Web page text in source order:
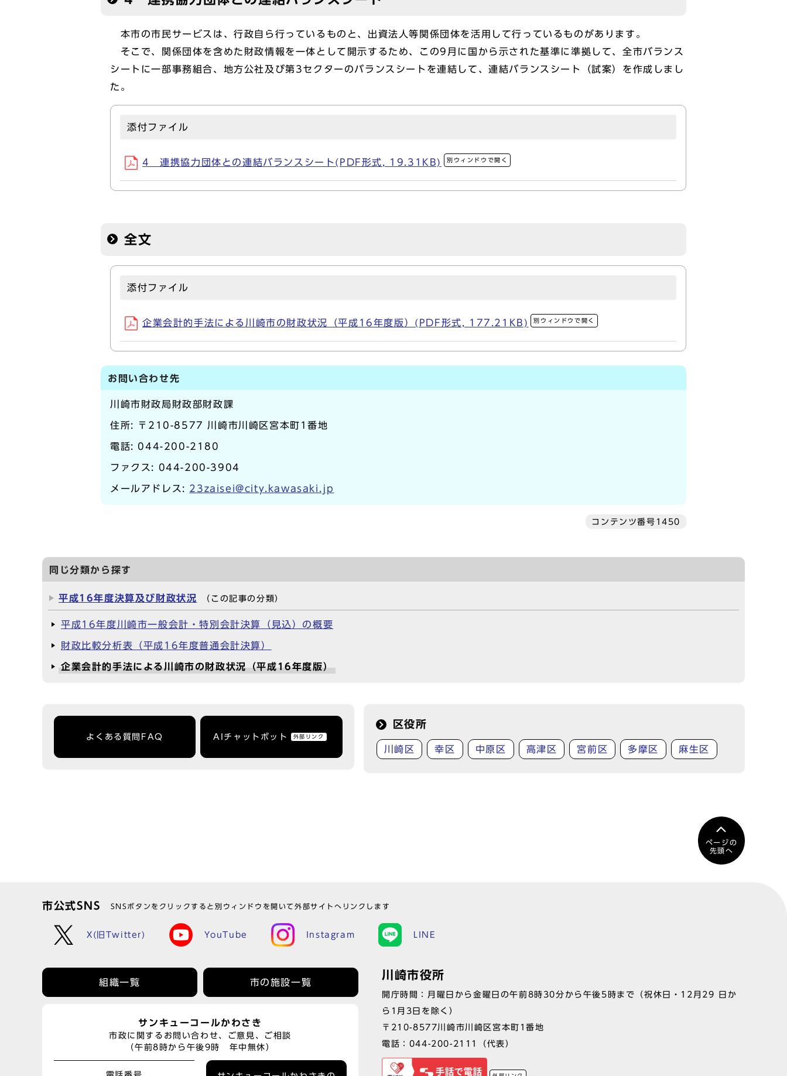
本市の市民サービスは、行政自ら行っているものと、出資法人等関係団体を活用して行っているものがあります。
そこで、関係団体を含めた財政情報を一体として開示するため、この9月に国から示された基準に準拠して、全市バランス
シートに一部事務組合、地方公社及び第3セクターのバランスシートを連結して、連結バランスシート（試案）を作成しまし
た。
添付ファイル
4 連携協力団体との連結バランスシート(PDF形式, 19.31KB) 別ウィンドウで開く
全文
添付ファイル
企業会計的手法による川崎市の財政状況（平成16年度版）(PDF形式, 177.21KB) 別ウィンドウで開く
お問い合わせ先
川崎市財政局財政部財政課
住所: 〒210-8577 川崎市川崎区宮本町1番地
電話: 044-200-2180
ファクス: 044-200-3904
メールアドレス: 23zaisei@city.kawasaki.jp
コンテンツ番号1450
同じ分類から探す
平成16年度決算及び財政状況 （この記事の分類）
平成16年度川崎市一般会計・特別会計決算（見込）の概要
財政比較分析表（平成16年度普通会計決算）
企業会計的手法による川崎市の財政状況（平成16年度版）
よくある質問FAQ AIチャットボット 外部リンク
区役所
川崎区 幸区 中原区 高津区 宮前区 多摩区 麻生区
ページの
先頭へ
市公式SNS SNSボタンをクリックすると別ウィンドウを開いて外部サイトへリンクします
X(旧Twitter) YouTube Instagram LINE
組織一覧 市の施設一覧
サンキューコールかわさき
市政に関するお問い合わせ、ご意見、ご相談
（午前8時から午後9時 年中無休）
川崎市役所
開庁時間：月曜日から金曜日の午前8時30分から午後5時まで（祝休日・12月29 日か
ら1月3日を除く）
〒210-8577川崎市川崎区宮本町1番地
電話： 044-200-2111 （代表）